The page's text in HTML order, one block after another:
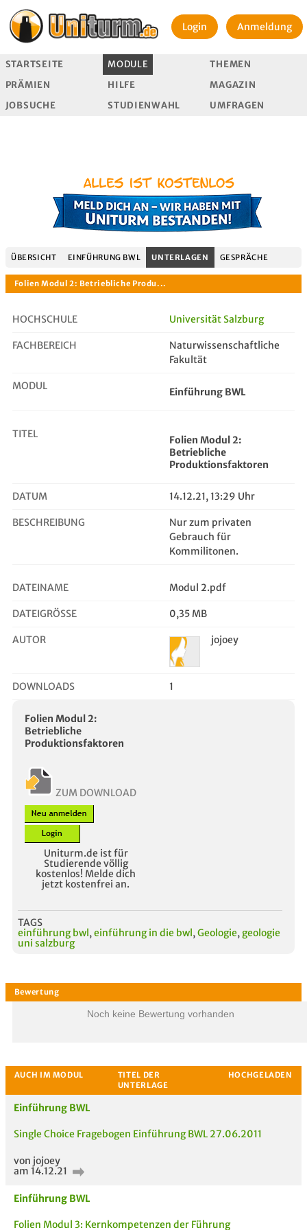
Login Anmeldung
STARTSEITE MODULE
THEMEN
PRÄMIEN
HILFE
MAGAZIN
JOBSUCHE
STUDIENWAHL UMFRAGEN
ÜBERSICHT EINFÜHRUNG BWL UNTERLAGEN GESPRÄCHE
Folien Modul 2: Betriebliche Produ...
HOCHSCHULE Universität Salzburg
FACHBEREICH
Naturwissenschaftliche
Fakultät
MODUL Einführung BWL
TITEL
Folien Modul 2:
Betriebliche
Produktionsfaktoren
DATUM 14.12.21, 13:29 Uhr
BESCHREIBUNG
Nur zum privaten
Gebrauch für
Kommilitonen.
DATEINAME Modul 2.pdf
DATEIGRÖSSE 0,35 MB
AUTOR jojoey
DOWNLOADS 1
Folien Modul 2:
Betriebliche
Produktionsfaktoren
ZUM DOWNLOAD
Uniturm.de ist für
Studierende völlig
kostenlos! Melde dich
jetzt kostenfrei an.
TAGS
einführung bwl, einführung in die bwl, Geologie, geologie
uni salzburg
Noch keine Bewertung vorhanden
Einführung BWL
Single Choice Fragebogen Einführung BWL 27.06.2011
von jojoey
am 14.12.21
Einführung BWL
Folien Modul 3: Kernkompetenzen der Führung